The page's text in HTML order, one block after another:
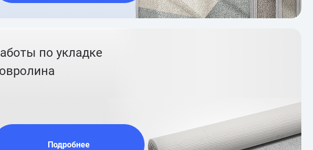
по укладке
Подробнее